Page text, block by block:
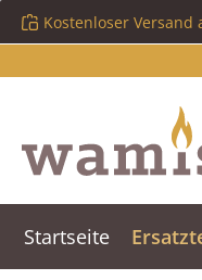
Hauptinhalt
Zur Suche springen
ZurKostenloser
Startseite